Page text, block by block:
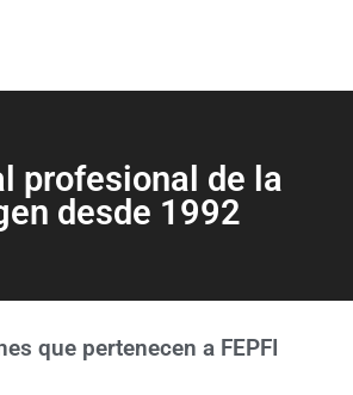
profesional de la
desde 1992
que pertenecen a FEPFI